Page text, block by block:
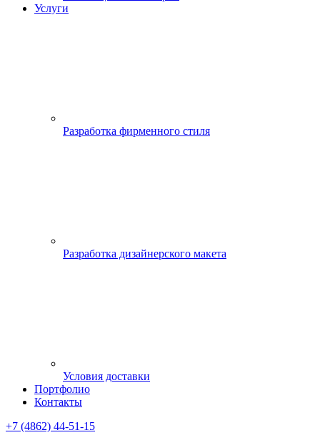
Услуги
Разработка фирменного стиля
Разработка дизайнерского макета
Условия доставки
Портфолио
Контакты
+7 (4862) 44-51-15